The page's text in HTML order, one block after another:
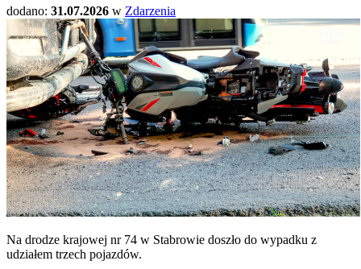
dodano: 31.07.2026 w Zdarzenia
Na drodze krajowej nr 74 w Stabrowie doszło do wypadku z
udziałem trzech pojazdów.